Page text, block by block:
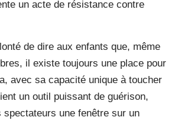
un acte de résistance contre
de dire aux enfants que, même
il existe toujours une place pour
avec sa capacité unique à toucher
un outil puissant de guérison,
spectateurs une fenêtre sur un